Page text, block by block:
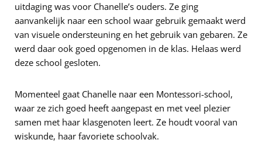
uitdaging was voor Chanelle’s ouders. Ze ging
aanvankelijk naar een school waar gebruik gemaakt werd
van visuele ondersteuning en het gebruik van gebaren. Ze
werd daar ook goed opgenomen in de klas. Helaas werd
deze school gesloten.
Momenteel gaat Chanelle naar een Montessori-school,
waar ze zich goed heeft aangepast en met veel plezier
samen met haar klasgenoten leert. Ze houdt vooral van
wiskunde, haar favoriete schoolvak.